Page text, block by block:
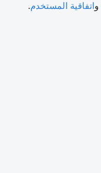
واتفاقية المستخدم.